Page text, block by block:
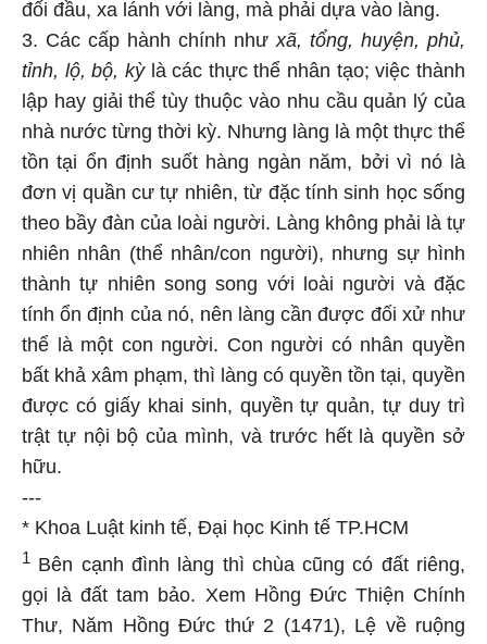
đối đầu, xa lánh với làng, mà phải dựa vào làng.
3. Các cấp hành chính nhưxã, tổng, huyện, phủ,
tỉnh, lộ, bộ, kỳlà các thực thể nhân tạo; việc thành
lập hay giải thể tùy thuộc vào nhu cầu quản lý của
nhà nước từng thời kỳ. Nhưng làng là một thực thể
tồn tại ổn định suốt hàng ngàn năm, bởi vì nó là
đơn vị quần cư tự nhiên, từ đặc tính sinh học sống
theo bầy đàn của loài người. Làng không phải là tự
nhiên nhân (thể nhân/con người), nhưng sự hình
thành tự nhiên song song với loài người và đặc
tính ổn định của nó, nên làng cần được đối xử như
thể là một con người. Con người có nhân quyền
bất khả xâm phạm, thì làng có quyền tồn tại, quyền
được có giấy khai sinh, quyền tự quản, tự duy trì
trật tự nội bộ của mình, và trước hết là quyền sở
hữu.
---
* Khoa Luật kinh tế, Đại học Kinh tế TP.HCM
1 Bên cạnh đình làng thì chùa cũng có đất riêng,
gọi là đất tam bảo. Xem Hồng Đức Thiện Chính
Thư, Năm Hồng Đức thứ 2 (1471), Lệ về ruộng